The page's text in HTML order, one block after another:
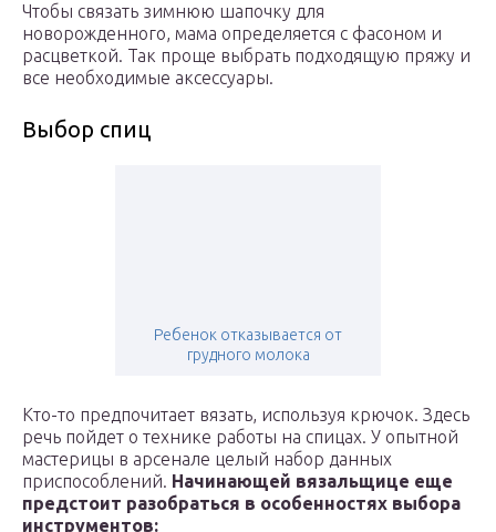
Чтобы связать зимнюю шапочку для
новорожденного, мама определяется с фасоном и
расцветкой. Так проще выбрать подходящую пряжу и
все необходимые аксессуары.
Выбор спиц
Ребенок отказывается от
грудного молока
Кто-то предпочитает вязать, используя крючок. Здесь
речь пойдет о технике работы на спицах. У опытной
мастерицы в арсенале целый набор данных
приспособлений. Начинающей вязальщице еще
предстоит разобраться в особенностях выбора
инструментов: